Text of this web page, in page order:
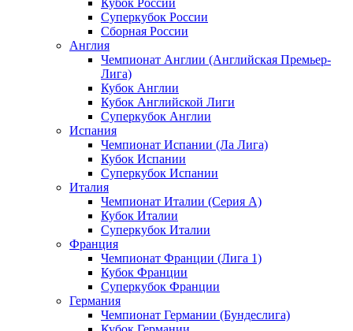
Суперкубок России
Сборная России
Англия
Чемпионат Англии (Английская Премьер-
Лига)
Кубок Англии
Кубок Английской Лиги
Суперкубок Англии
Испания
Чемпионат Испании (Ла Лига)
Кубок Испании
Суперкубок Испании
Италия
Чемпионат Италии (Серия А)
Кубок Италии
Суперкубок Италии
Франция
Чемпионат Франции (Лига 1)
Кубок Франции
Суперкубок Франции
Германия
Чемпионат Германии (Бундеслига)